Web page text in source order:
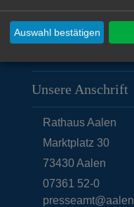
Unsere Anschrift
Rathaus Aalen
Marktplatz 30
73430Aalen
07361 52-0
Auswahl bestätigen